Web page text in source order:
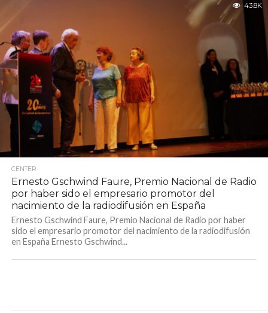
43.8K
CENTER
Ernesto Gschwind Faure, Premio Nacional de Radio
por haber sido el empresario promotor del
nacimiento de la radiodifusión en España
Ernesto Gschwind Faure, Premio Nacional de Radio por haber
sido el empresario promotor del nacimiento de la radiodifusión
en España Ernesto Gschwind...